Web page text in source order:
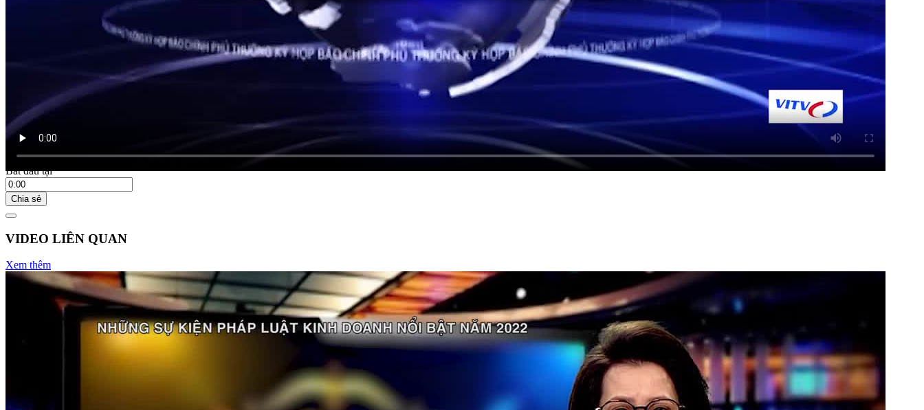
Họp báo Chính phủ thường kỳ tháng 4/2026
Bắt đầu tại
Chia sẻ
VIDEO LIÊN QUAN
Xem thêm